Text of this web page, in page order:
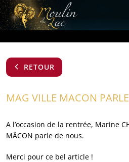
bon
RETOUR
MAG VILLE MACON
A l’occasion de la rentrée, Marine
MÂCON parle de nous.
Merci pour ce bel article !